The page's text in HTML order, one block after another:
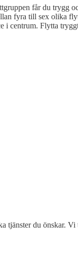
får du
fyra till sex olika
i centrum. Flytta
du önskar.